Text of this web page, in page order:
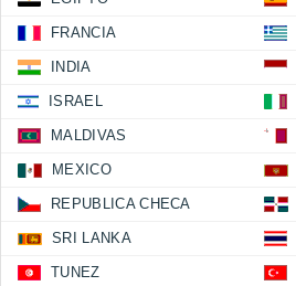
FRANCIA
INDIA
ISRAEL
MALDIVAS
MEXICO
REPUBLICA CHECA
SRI LANKA
TUNEZ